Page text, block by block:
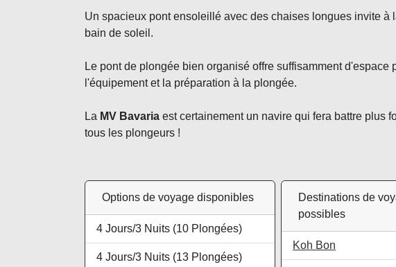
Un spacieux pont ensoleillé avec des chaises longues invite à
bain de soleil.
Le pont de plongée bien organisé offre suffisamment d'espace
l'équipement et la préparation à la plongée.
La MV Bavaria est certainement un navire qui fera battre plus
tous les plongeurs !
Options de voyage disponibles
4 Jours/3 Nuits (10 Plongées)
4 Jours/3 Nuits (13 Plongées)
Destinations de
possibles
Koh Bon